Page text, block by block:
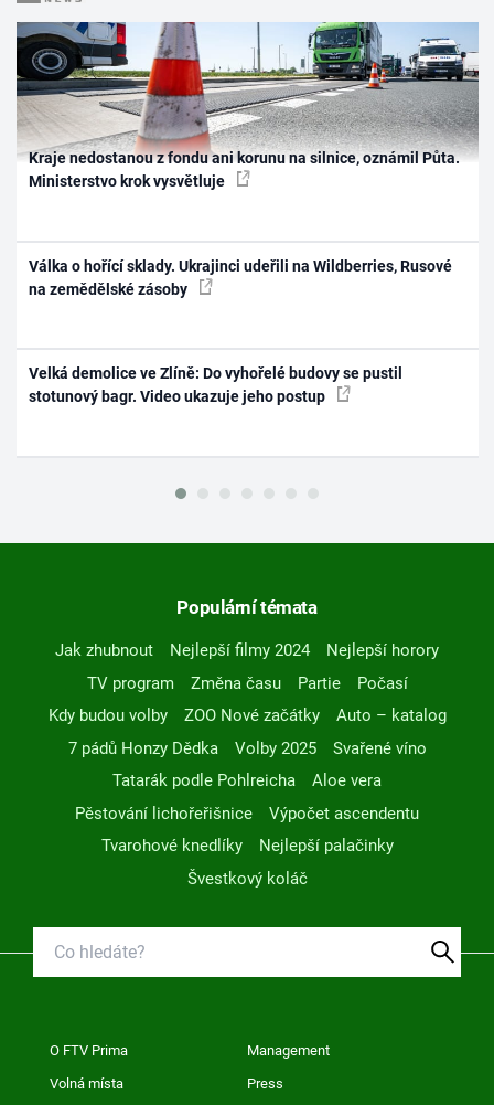
Kraje nedostanou z fondu ani korunu na silnice, oznámil Půta.
Ministerstvo krok vysvětluje
Válka o hořící sklady. Ukrajinci udeřili na Wildberries, Rusové
na zemědělské zásoby
Velká demolice ve Zlíně: Do vyhořelé budovy se pustil
stotunový bagr. Video ukazuje jeho postup
Populární témata
Jak zhubnout Nejlepší filmy 2024
Nejlepší horory
TV program
Změna času Partie
Počasí
Kdy budou volby
ZOO Nové začátky
Auto – katalog
7 pádů Honzy Dědka
Volby 2025
Svařené víno
Tatarák podle Pohlreicha
Aloe vera
Pěstování lichořeřišnice
Výpočet ascendentu
Tvarohové knedlíky
Nejlepší palačinky
Švestkový koláč
O FTV Prima Management
Volná místa Press